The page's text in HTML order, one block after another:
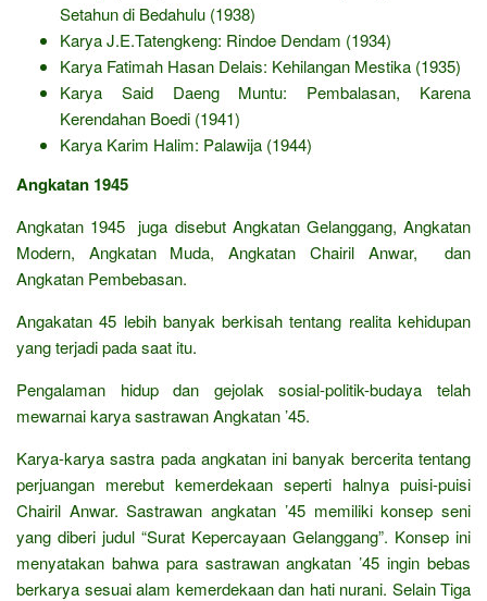
Setahun di Bedahulu (1938)
Karya J.E.Tatengkeng: Rindoe Dendam (1934)
Karya Fatimah Hasan Delais: Kehilangan Mestika (1935)
Karya Said Daeng Muntu: Pembalasan, Karena
Kerendahan Boedi (1941)
Karya Karim Halim: Palawija (1944)
Angkatan 1945
Angkatan 1945 juga disebut Angkatan Gelanggang, Angkatan
Modern, Angkatan Muda, Angkatan Chairil Anwar, dan
Angkatan Pembebasan.
Angakatan 45 lebih banyak berkisah tentang realita kehidupan
yang terjadi pada saat itu.
Pengalaman hidup dan gejolak sosial-politik-budaya telah
mewarnai karya sastrawan Angkatan ’45.
Karya-karya sastra pada angkatan ini banyak bercerita tentang
perjuangan merebut kemerdekaan seperti halnya puisi-puisi
Chairil Anwar. Sastrawan angkatan ’45 memiliki konsep seni
yang diberi judul “Surat Kepercayaan Gelanggang”. Konsep ini
menyatakan bahwa para sastrawan angkatan ’45 ingin bebas
berkarya sesuai alam kemerdekaan dan hati nurani. Selain Tiga